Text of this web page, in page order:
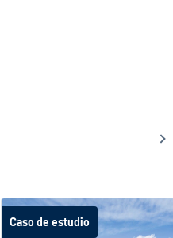
Caso de estudio